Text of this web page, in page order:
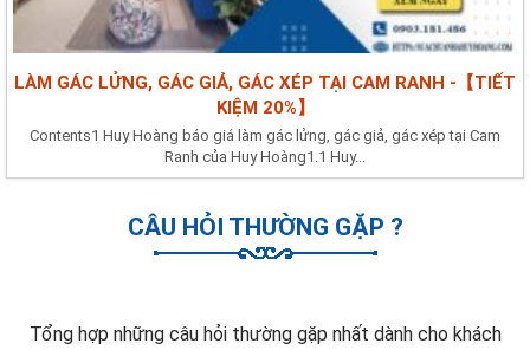
LÀM GÁC LỬNG, GÁC GIẢ, GÁC XÉP TẠI CAM RANH -【TIẾT
KIỆM 20%】
Contents1 Huy Hoàng báo giá làm gác lửng, gác giả, gác xép tại Cam
Ranh của Huy Hoàng1.1 Huy...
CÂU HỎI THƯỜNG GẶP ?
Tổng hợp những câu hỏi thường gặp nhất dành cho khách